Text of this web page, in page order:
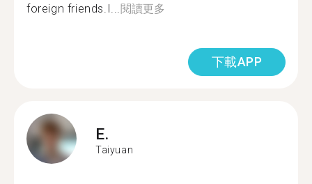
foreign friends.I...閱讀更多
下載APP
E.
Taiyuan